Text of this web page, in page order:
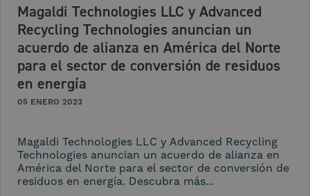
Magaldi Technologies LLC y Advanced
Recycling Technologies anuncian un
acuerdo de alianza en América del Norte
para el sector de conversión de residuos
en energía
05 ENERO 2023
Magaldi Technologies LLC y Advanced Recycling
Technologies anuncian un acuerdo de alianza en
América del Norte para el sector de conversión de
residuos en energía. Descubra más...